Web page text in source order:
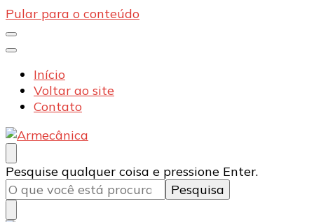
Pular para o conteúdo
Início
Voltar ao site
Contato
Armecânica
Blog
Procurando
algo?
Pesquise qualquer coisa e pressione Enter.